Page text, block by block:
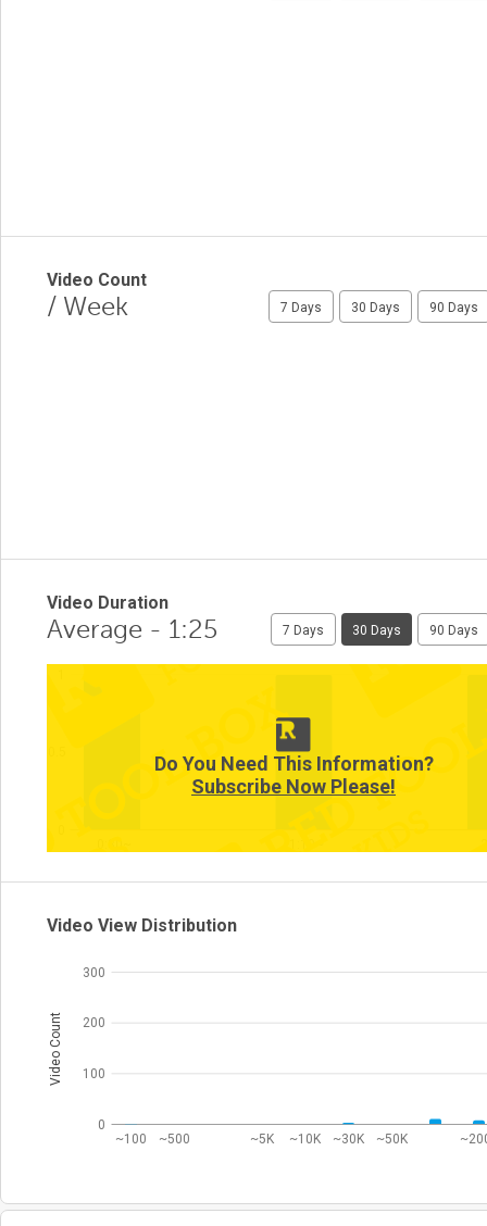
Video Count
/ Week 7 Days 30 Days 90 Days
Video Duration
Average - 1:25 7 Days 30 Days 90 Days
Do You Need This Information?
Subscribe Now Please!
Video View Distribution
~100 ~500 ~5K ~10K ~30K ~50K
0
100
200
300
Video Count